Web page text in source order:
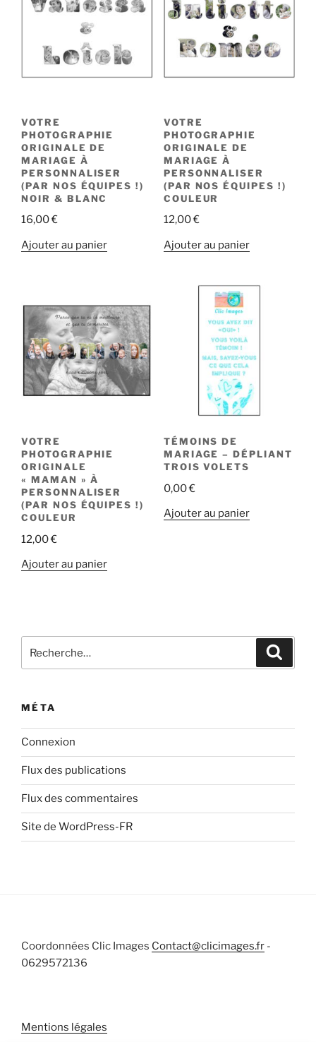
VOTRE
PHOTOGRAPHIE
ORIGINALE DE
MARIAGE À
PERSONNALISER
(PAR NOS ÉQUIPES !)
NOIR & BLANC
16,00€
Ajouter au panier
VOTRE
PHOTOGRAPHIE
ORIGINALE DE
MARIAGE À
PERSONNALISER
(PAR NOS ÉQUIPES !)
COULEUR
12,00€
Ajouter au panier
VOTRE
PHOTOGRAPHIE
ORIGINALE
« MAMAN » À
PERSONNALISER
(PAR NOS ÉQUIPES !)
COULEUR
12,00€
Ajouter au panier
TÉMOINS DE
MARIAGE – DÉPLIANT
TROIS VOLETS
0,00€
Ajouter au panier
pour
MÉTA
Connexion
Flux des publications
Flux des commentaires
Site de WordPress-FR
Coordonnées Clic Images Contact@clicimages.fr -
0629572136
Mentions légales